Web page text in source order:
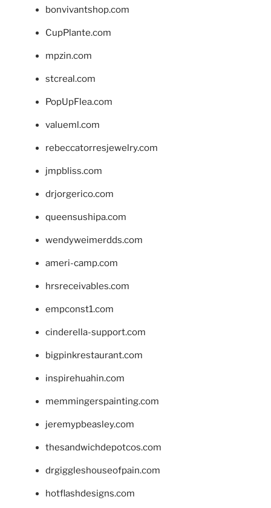
bonvivantshop.com
CupPlante.com
mpzin.com
stcreal.com
PopUpFlea.com
valueml.com
rebeccatorresjewelry.com
jmpbliss.com
drjorgerico.com
queensushipa.com
wendyweimerdds.com
ameri-camp.com
hrsreceivables.com
empconst1.com
cinderella-support.com
bigpinkrestaurant.com
inspirehuahin.com
memmingerspainting.com
jeremypbeasley.com
thesandwichdepotcos.com
drgiggleshouseofpain.com
hotflashdesigns.com